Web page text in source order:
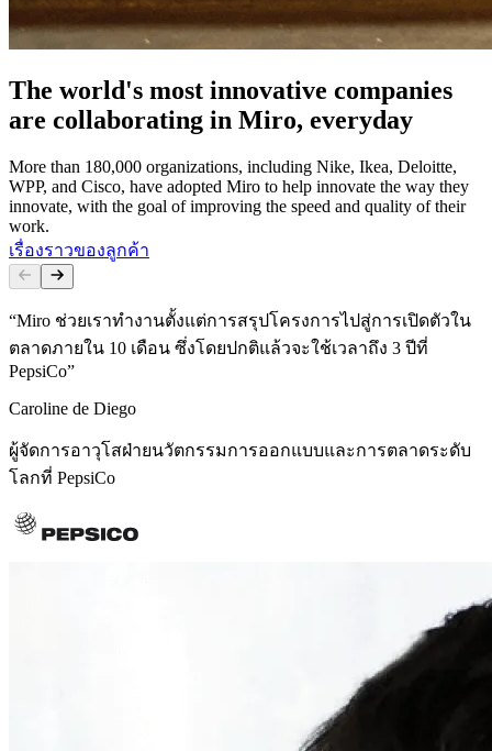
The world's most innovative companies
are collaborating in Miro, everyday
More than 180,000 organizations, including Nike, Ikea, Deloitte,
WPP, and Cisco, have adopted Miro to help innovate the way they
innovate, with the goal of improving the speed and quality of their
work.
เรื่องราวของลูกค้า
“Miro ช่วยเราทำงานตั้งแต่การสรุปโครงการไปสู่การเปิดตัวใน
ตลาดภายใน 10 เดือน ซึ่งโดยปกติแล้วจะใช้เวลาถึง 3 ปีที่
PepsiCo”
Caroline de Diego
ผู้จัดการอาวุโสฝ่ายนวัตกรรมการออกแบบและการตลาดระดับ
โลกที่ PepsiCo